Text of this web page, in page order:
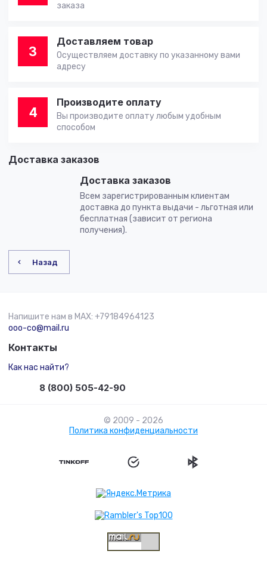
заказа
3
Доставляем товар
Осуществляем доставку по указанному вами
адресу
4
Производите оплату
Вы производите оплату любым удобным
способом
Доставка заказов
Доставка заказов
Всем зарегистрированным клиентам
доставка до пункта выдачи - льготная или
бесплатная (зависит от региона
получения).
Назад
Напишите нам в MAX: +79184964123
ooo-co@mail.ru
Контакты
Как нас найти?
8 (800) 505-42-90
© 2009 - 2026
Политика конфиденциальности